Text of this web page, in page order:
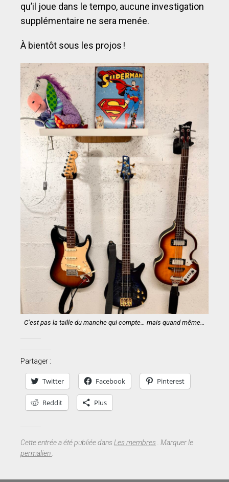
qu’il joue dans le tempo, aucune investigation
supplémentaire ne sera menée.
À bientôt sous les projos !
C’est pas la taille du manche qui compte… mais quand même…
Partager :
Twitter Facebook Pinterest
Reddit Plus
Cette entrée a été publiée dans Les membres . Marquer le
permalien